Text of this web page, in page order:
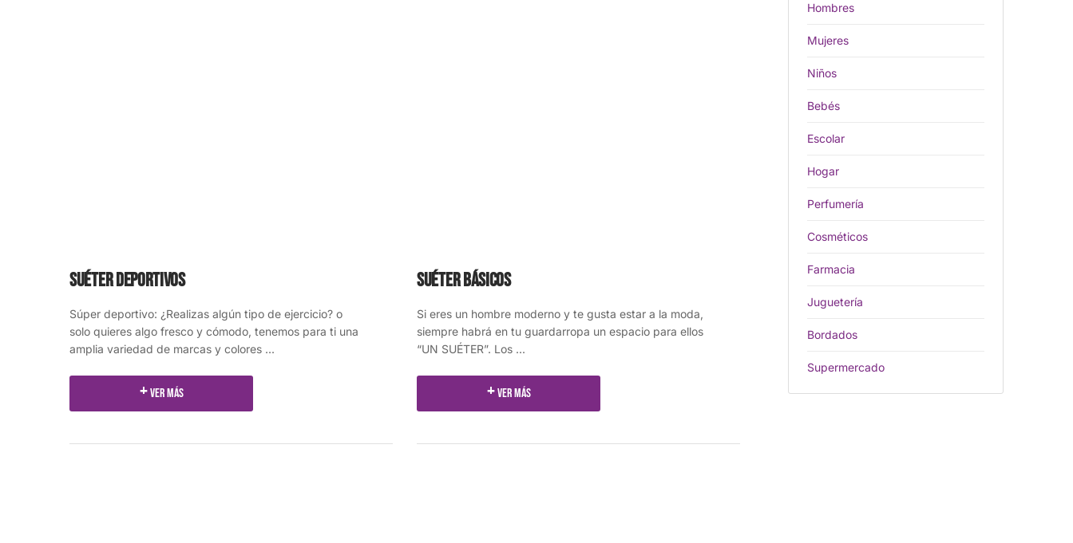
Hombres
Mujeres
Niños
Bebés
Escolar
Hogar
Perfumería
Cosméticos
Farmacia
Juguetería
Bordados
Supermercado
Suéter Deportivos
Súper deportivo: ¿Realizas algún tipo de ejercicio? o
solo quieres algo fresco y cómodo, tenemos para ti una
amplia variedad de marcas y colores ...
Ver más
Suéter Básicos
Si eres un hombre moderno y te gusta estar a la moda,
siempre habrá en tu guardarropa un espacio para ellos
“UN SUÉTER”. Los ...
Ver más